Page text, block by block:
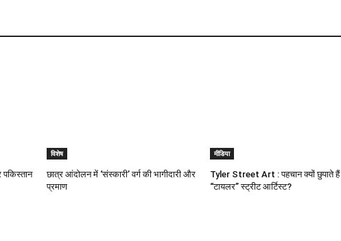
पकिस्तान
विशेष
छात्र आंदोलन में ‘संस्कारी’ वर्ग की भागीदारी और
प्रमाण
मीडिया
Tyler Street Art : पहचान क्यों छुपाते हैं
“टायलर” स्ट्रीट आर्टिस्ट?